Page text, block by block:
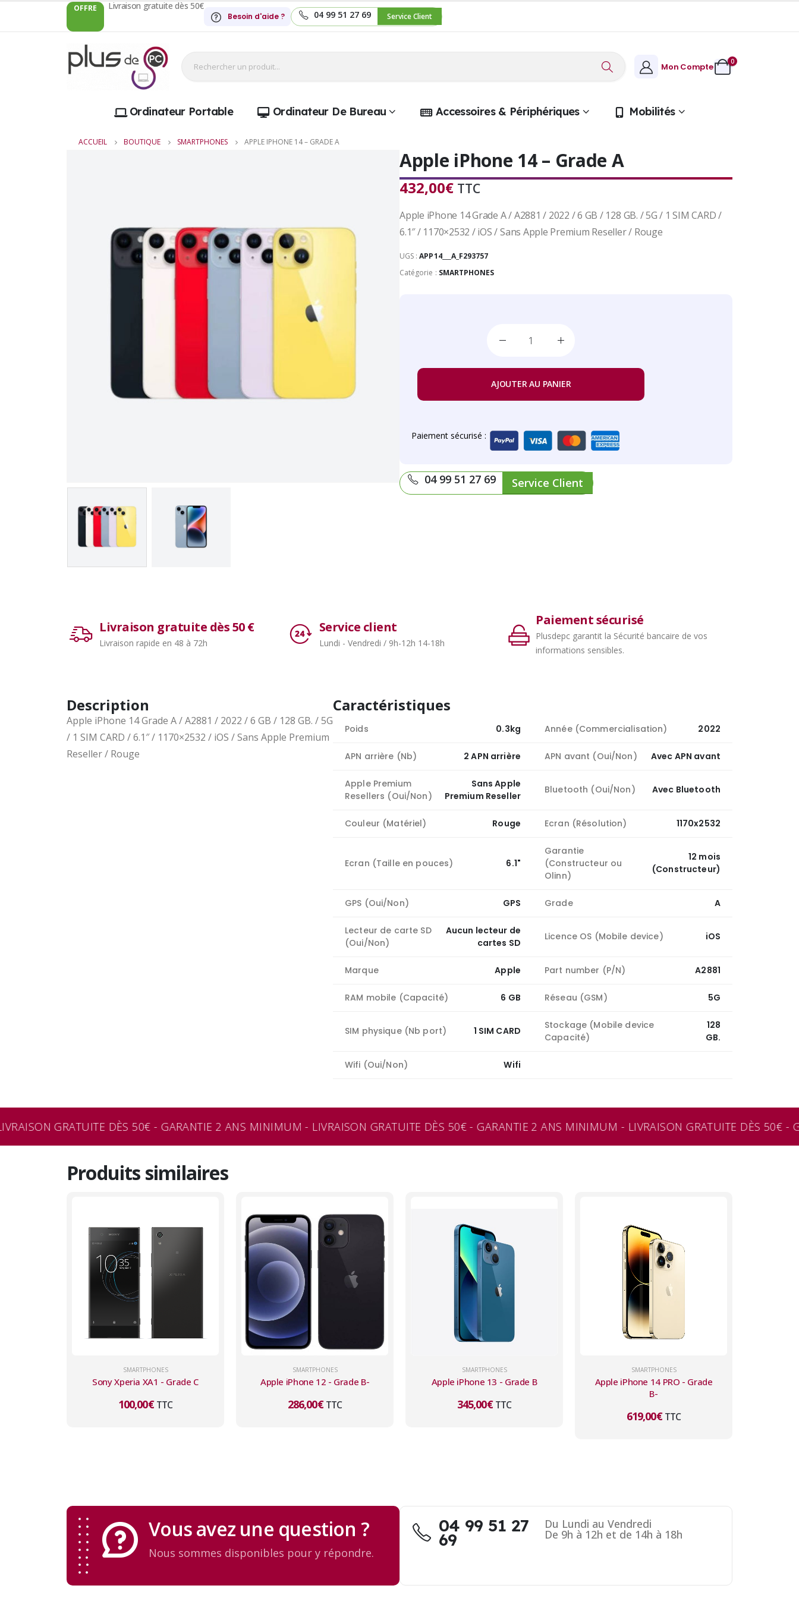
OFFRE Livraison gratuite dès 50€
Besoin d'aide ? 04 99 51 27 69 Service Client
Mon Compte 0
Ordinateur Portable Ordinateur De Bureau Accessoires & Périphériques Mobilités
ACCUEIL BOUTIQUE SMARTPHONES APPLE IPHONE 14 – GRADE A
Apple iPhone 14 – Grade A
432,00€ TTC
Apple iPhone 14 Grade A / A2881 / 2022 / 6 GB / 128 GB. / 5G / 1 SIM CARD /
6.1″ / 1170×2532 / iOS / Sans Apple Premium Reseller / Rouge
UGS :APP14___A_F293757
Catégorie : SMARTPHONES
AJOUTER AU PANIER
Paiement sécurisé :
04 99 51 27 69 Service Client
Livraison gratuite dès 50 €
Livraison rapide en 48 à 72h
Service client
Lundi - Vendredi / 9h-12h 14-18h
Paiement sécurisé
Plusdepc garantit la Sécurité bancaire de vos
informations sensibles.
Description
Apple iPhone 14 Grade A / A2881 / 2022 / 6 GB / 128 GB. / 5G
/ 1 SIM CARD / 6.1″ / 1170×2532 / iOS / Sans Apple Premium
Reseller / Rouge
Caractéristiques
Poids 0.3kg Année (Commercialisation) 2022
APN arrière (Nb) 2 APN arrière APN avant (Oui/Non) Avec APN avant
Apple Premium
Resellers (Oui/Non)
Sans Apple
Premium Reseller
Bluetooth (Oui/Non) Avec Bluetooth
Couleur (Matériel) Rouge Ecran (Résolution) 1170x2532
Ecran (Taille en pouces) 6.1"
Garantie
(Constructeur ou
Olinn)
12 mois
(Constructeur)
GPS (Oui/Non) GPS Grade A
Lecteur de carte SD
(Oui/Non)
Aucun lecteur de
cartes SD
Licence OS (Mobile device) iOS
Marque Apple Part number (P/N) A2881
RAM mobile (Capacité) 6 GB Réseau (GSM) 5G
SIM physique (Nb port) 1 SIM CARD
Stockage (Mobile device
Capacité)
128
GB.
Wifi (Oui/Non) Wifi
GRATUITE DÈS 50€ - GARANTIE 2 ANS MINIMUM - LIVRAISON GRATUITE DÈS 50€ - GARANTIE 2 ANS MINIMUM - LIVRAISON GRATUITE DÈS
Produits similaires
SMARTPHONES
Sony Xperia XA1 - Grade C
100,00€ TTC
SMARTPHONES
Apple iPhone 12 - Grade B-
286,00€ TTC
SMARTPHONES
Apple iPhone 13 - Grade B
345,00€ TTC
SMARTPHONES
Apple iPhone 14 PRO - Grade
B-
619,00€ TTC
Vous avez une question ?
Nous sommes disponibles pour y répondre.
04 99 51 27
69
Du Lundi au Vendredi
De 9h à 12h et de 14h à 18h